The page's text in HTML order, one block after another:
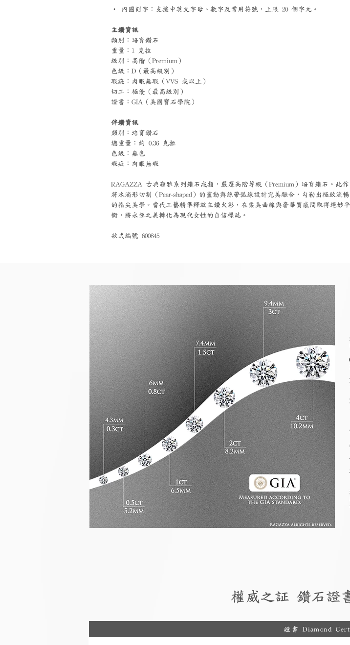
‧ 內圈刻字：支援中英文字母、數字及常用符號，上限 20 個字元。
主鑽資訊
類別：培育鑽石
重量：1 克拉
級別：高階（Premium）
色級：D（最高級別）
瑕疵：肉眼無瑕（VVS 或以上）
切工：極優（最高級別）
證書：GIA（美國寶石學院）
伴鑽資訊
類別：培育鑽石
總重量：約 0.36 克拉
色級：無色
瑕疵：肉眼無瑕
RAGAZZA 古典雍雅系列鑽石戒指，嚴選高階等級（Premium）培育鑽石。此作
將水滴形切割（Pear-shaped）的靈動與絲帶弧線設計完美融合，勾勒出極致流暢
的指尖美學。當代工藝精準釋放主鑽火彩，在柔美曲線與奢華質感間取得絕妙平
衡，將永恆之美轉化為現代女性的自信標誌。
款式編號 600845
權威之証 鑽石證
證書 Diamond